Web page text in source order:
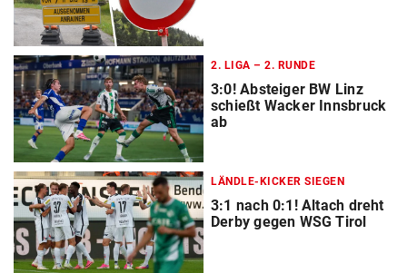
2. LIGA – 2. RUNDE
3:0! Absteiger BW Linz
schießt Wacker Innsbruck
ab
LÄNDLE-KICKER SIEGEN
3:1 nach 0:1! Altach dreht
Derby gegen WSG Tirol